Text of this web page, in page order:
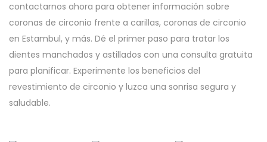
contactarnos ahora para obtener información sobre
coronas de circonio frente a carillas, coronas de circonio
en Estambul, y más. Dé el primer paso para tratar los
dientes manchados y astillados con una consulta gratuita
para planificar. Experimente los beneficios del
revestimiento de circonio y luzca una sonrisa segura y
saludable.